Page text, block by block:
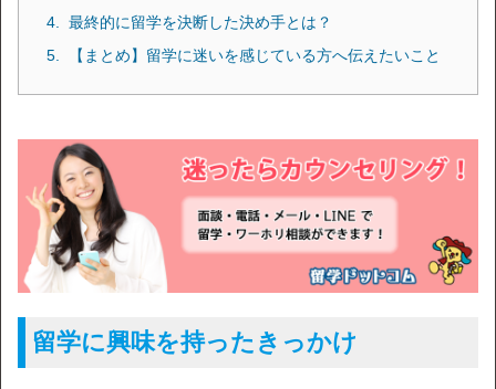
最終的に留学を決断した決め手とは？
【まとめ】留学に迷いを感じている方へ伝えたいこと
留学に興味を持ったきっかけ